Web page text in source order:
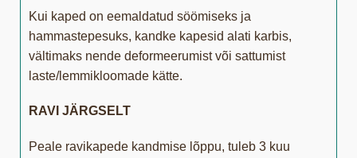
Kui kaped on eemaldatud söömiseks ja
hammastepesuks, kandke kapesid alati karbis,
vältimaks nende deformeerumist või sattumist
laste/lemmikloomade kätte.
RAVI JÄRGSELT
Peale ravikapede kandmise lõppu, tuleb 3 kuu